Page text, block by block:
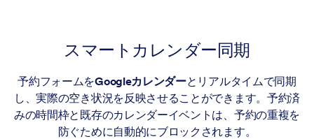
スマートカレンダー同期
予約フォームをGoogleカレンダーとリアルタイムで同期
し、実際の空き状況を反映させることができます。予約済
みの時間枠と既存のカレンダーイベントは、予約の重複を
防ぐために自動的にブロックされます。